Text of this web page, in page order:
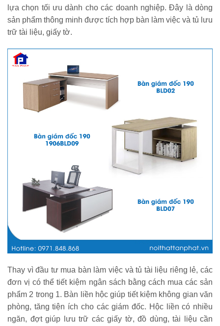
lựa chọn tối ưu dành cho các doanh nghiệp. Đây là dòng
sản phẩm thông minh được tích hợp bàn làm việc và tủ lưu
trữ tài liệu, giấy tờ.
Thay vì đầu tư mua bàn làm việc và tủ tài liệu riêng lẻ, các
đơn vị có thể tiết kiệm ngân sách bằng cách mua các sản
phẩm 2 trong 1. Bàn liền hộc giúp tiết kiệm không gian văn
phòng, tăng tiện ích cho các giám đốc. Hộc liền có nhiều
ngăn, đợt giúp lưu trữ các giấy tờ, đồ dùng, tài liệu cần